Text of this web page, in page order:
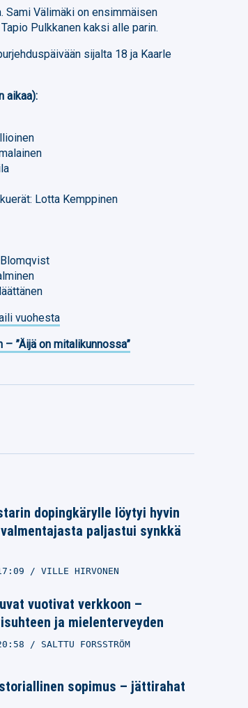
Välimäki on ensimmäisen
Pulkkanen kaksi alle parin.
sijalta 18 ja Kaarle
aikaa):
Lotta Kemppinen
vuohesta
”Äijä on mitalikunnossa”
dopingkärylle löytyi hyvin
paljastui synkkä
VILLE HIRVONEN
vuotivat verkkoon –
ja mielenterveyden
SALTTU FORSSTRÖM
sopimus – jättirahat